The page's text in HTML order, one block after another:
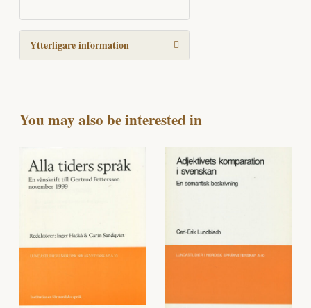
Ytterligare information
You may also be interested in